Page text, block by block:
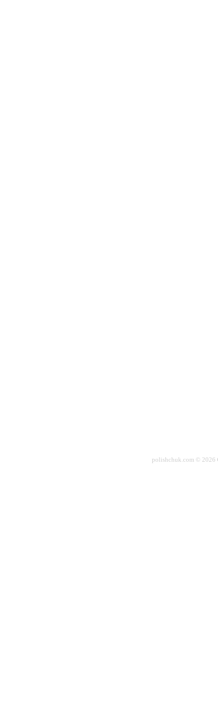
polishchuk.com © 2026